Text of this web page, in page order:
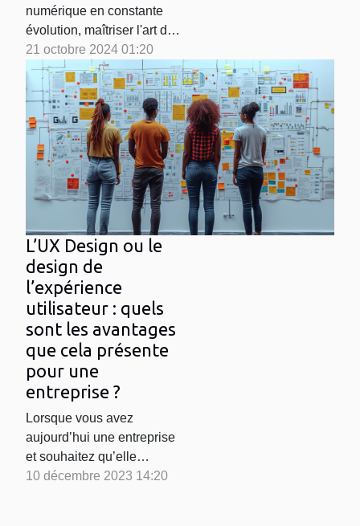
numérique en constante
évolution, maîtriser l'art de
la publicité sur les moteurs
de recherche est devenu
un enjeu majeur pour les
entreprises cherchant à
améliorer leur visibilité.
Des stratégies innovantes
émergent, offrant des
opportunités inédites pour
capter l'attention des...
21 octobre 2024 01:20
L’UX Design ou le
design de
l’expérience
utilisateur : quels
sont les avantages
que cela présente
pour une
entreprise ?
Lorsque vous avez
aujourd’hui une entreprise
et souhaitez qu’elle
excelle, il est
10 décembre 2023 14:20